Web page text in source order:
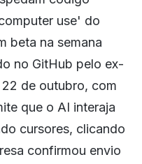
use' do
beta na semana
no GitHub pelo ex-
de outubro, com
que o AI interaja
cursores, clicando
confirmou envio